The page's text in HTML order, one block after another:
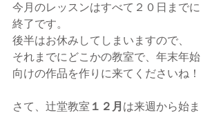
今月のレッスンはすべて２０日までに
終了です。
後半はお休みしてしまいますので、
それまでにどこかの教室で、年末年始
向けの作品を作りに来てくださいね！
さて、辻堂教室 １２月 は来週から始ま